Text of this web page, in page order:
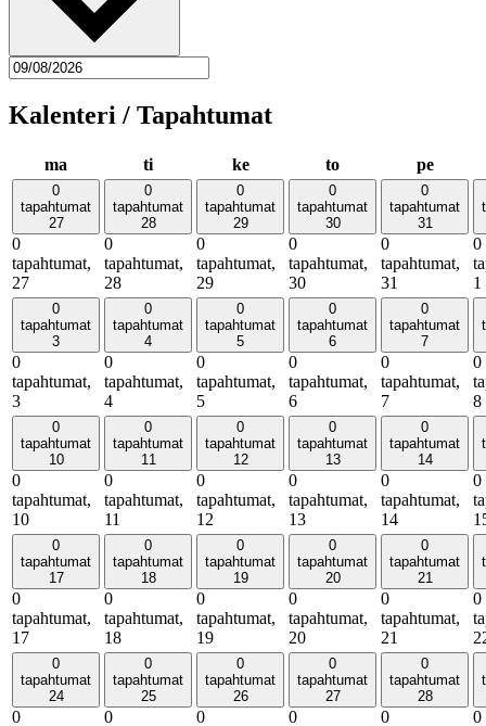
Kalenteri / Tapahtumat
ma maanantaititiistai kekeskiviikkototorstai pe
0
tapahtumat
27
0
tapahtumat,
27
0
tapahtumat
28
0
tapahtumat,
28
0
tapahtumat
29
0
tapahtumat,
29
0
tapahtumat
30
0
tapahtumat,
30
0
tapahtumat
31
0
tapahtumat,
31
0
1
0
tapahtumat
3
0
tapahtumat,
3
0
tapahtumat
4
0
tapahtumat,
4
0
tapahtumat
5
0
tapahtumat,
5
0
tapahtumat
6
0
tapahtumat,
6
0
tapahtumat
7
0
tapahtumat,
7
0
8
0
tapahtumat
10
0
tapahtumat,
10
0
tapahtumat
11
0
tapahtumat,
11
0
tapahtumat
12
0
tapahtumat,
12
0
tapahtumat
13
0
tapahtumat,
13
0
tapahtumat
14
0
tapahtumat,
14
0
0
tapahtumat
17
0
tapahtumat,
17
0
tapahtumat
18
0
tapahtumat,
18
0
tapahtumat
19
0
tapahtumat,
19
0
tapahtumat
20
0
tapahtumat,
20
0
tapahtumat
21
0
tapahtumat,
21
0
0
tapahtumat
24
0
0
tapahtumat
25
0
0
tapahtumat
26
0
0
tapahtumat
27
0
0
tapahtumat
28
0 0